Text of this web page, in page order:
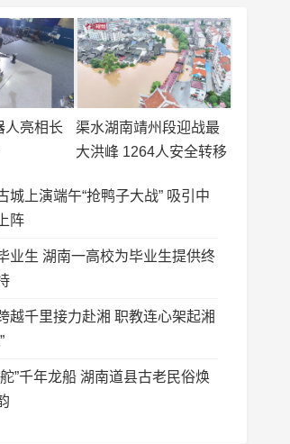
人亮相长
渠水湖南靖州段迎战最
大洪峰 1264人安全转移
城上演端午“抢鸭子大战” 吸引中
阵
业生 湖南一高校为毕业生提供终
越千里接力赴湘 职教连心架起湘
”千年龙船 湖南道县古老民俗焕